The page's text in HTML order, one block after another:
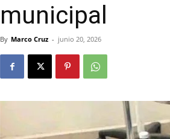
municipal
By Marco Cruz - junio 20, 2026